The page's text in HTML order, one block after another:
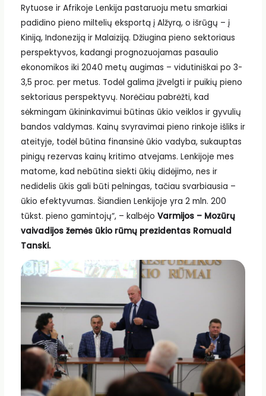
Rytuose ir Afrikoje Lenkija pastaruoju metu smarkiai
padidino pieno miltelių eksportą į Alžyrą, o išrūgų – į
Kiniją, Indoneziją ir Malaiziją. Džiugina pieno sektoriaus
perspektyvos, kadangi prognozuojamas pasaulio
ekonomikos iki 2040 metų augimas – vidutiniškai po 3-
3,5 proc. per metus. Todėl galima įžvelgti ir puikių pieno
sektoriaus perspektyvų. Norėčiau pabrėžti, kad
sėkmingam ūkininkavimui būtinas ūkio veiklos ir gyvulių
bandos valdymas. Kainų svyravimai pieno rinkoje išliks ir
ateityje, todėl būtina finansinė ūkio vadyba, sukauptas
pinigų rezervas kainų kritimo atvejams. Lenkijoje mes
matome, kad nebūtina siekti ūkių didėjimo, nes ir
nedidelis ūkis gali būti pelningas, tačiau svarbiausia –
ūkio efektyvumas. Šiandien Lenkijoje yra 2 mln. 200
tūkst. pieno gamintojų“, – kalbėjo Varmijos – Mozūrų
vaivadijos žemės ūkio rūmų prezidentas Romuald
Tanski.